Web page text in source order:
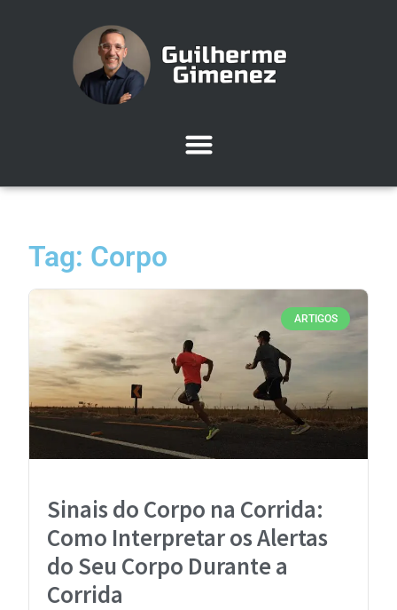
Tag: Corpo
ARTIGOS
Sinais do Corpo na Corrida:
Como Interpretar os Alertas
do Seu Corpo Durante a
Corrida